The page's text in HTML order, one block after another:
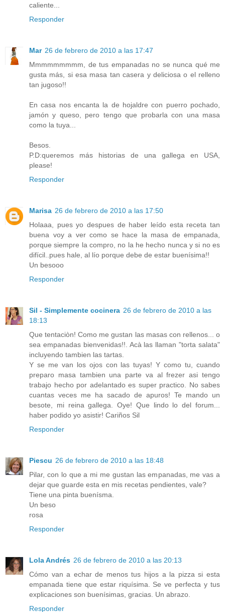
caliente...
Responder
Mar 26 de febrero de 2010 a las 17:47
Mmmmmmmmm, de tus empanadas no se nunca qué me
gusta más, si esa masa tan casera y deliciosa o el relleno
tan jugoso!!
En casa nos encanta la de hojaldre con puerro pochado,
jamón y queso, pero tengo que probarla con una masa
como la tuya...
Besos.
P.D:queremos más historias de una gallega en USA,
please!
Responder
Marisa 26 de febrero de 2010 a las 17:50
Holaaa, pues yo despues de haber leído esta receta tan
buena voy a ver como se hace la masa de empanada,
porque siempre la compro, no la he hecho nunca y si no es
difícil..pues hale, al lío porque debe de estar buenísima!!
Un besooo
Responder
Sil - Simplemente cocinera 26 de febrero de 2010 a las
18:13
Que tentaciòn! Como me gustan las masas con rellenos... o
sea empanadas bienvenidas!!. Acà las llaman "torta salata"
incluyendo tambien las tartas.
Y se me van los ojos con las tuyas! Y como tu, cuando
preparo masa tambien una parte va al frezer asi tengo
trabajo hecho por adelantado es super practico. No sabes
cuantas veces me ha sacado de apuros! Te mando un
besote, mi reina gallega. Oye! Que lindo lo del forum...
haber podido yo asistir! Cariños Sil
Responder
Piescu 26 de febrero de 2010 a las 18:48
Pilar, con lo que a mi me gustan las empanadas, me vas a
dejar que guarde esta en mis recetas pendientes, vale?
Tiene una pinta buenísma.
Un beso
rosa
Responder
Lola Andrés 26 de febrero de 2010 a las 20:13
Cómo van a echar de menos tus hijos a la pizza si esta
empanada tiene que estar riquísima. Se ve perfecta y tus
explicaciones son buenísimas, gracias. Un abrazo.
Responder